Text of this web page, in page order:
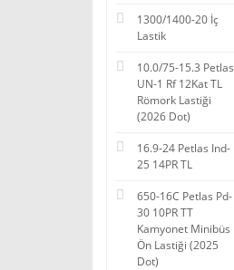
1300/1400-20 İç
Lastik
10.0/75-15.3 Petlas
UN-1 Rf 12Kat TL
Römork Lastiği
(2026 Dot)
16.9-24 Petlas Ind-
25 14PR TL
650-16C Petlas Pd-
30 10PR TT
Kamyonet Minibüs
Ön Lastiği (2025
Dot)